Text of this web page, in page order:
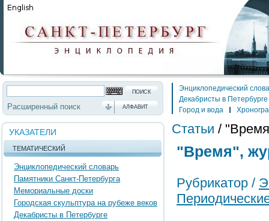
Расширенный поиск АЛФАВИТ
УКАЗАТЕЛИ
ТЕМАТИЧЕСКИЙ
Энциклопедический словарь
Памятники Санкт-Петербурга
Мемориальные доски
Городская скульптура на рубеже веков
Декабристы в Петербурге
Энциклопедический
Декабристы в Петербурге
Город и вода
Статьи /
"Время",
Рубрикатор /